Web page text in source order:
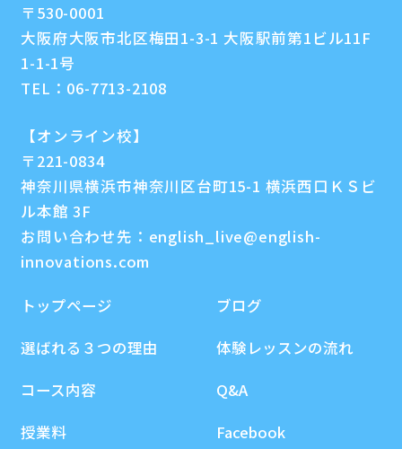
〒530-0001
大阪府大阪市北区梅田1-3-1 大阪駅前第1ビル11F
1-1-1号
TEL： 06-7713-2108
【オンライン校】
〒221-0834
神奈川県横浜市神奈川区台町15-1 横浜西口ＫＳビ
ル本館 3F
お問い合わせ先： english_live@english-
innovations.com
トップページ
選ばれる３つの理由
コース内容
授業料
ブログ
体験レッスンの流れ
Q&A
Facebook